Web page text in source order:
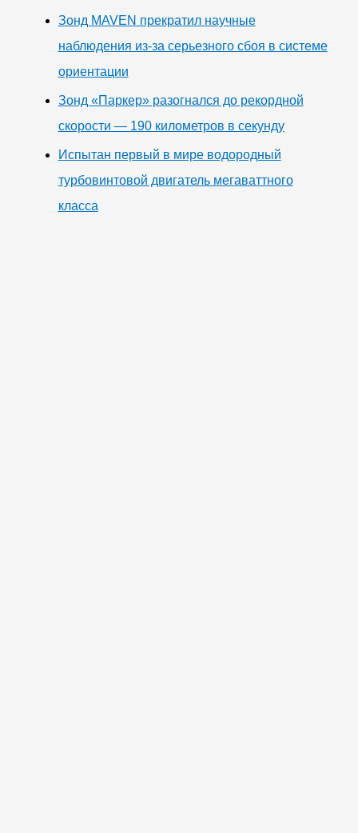
Зонд MAVEN прекратил научные
наблюдения из-за серьезного сбоя в системе
ориентации
Зонд «Паркер» разогнался до рекордной
скорости — 190 километров в секунду
Испытан первый в мире водородный
турбовинтовой двигатель мегаваттного
класса